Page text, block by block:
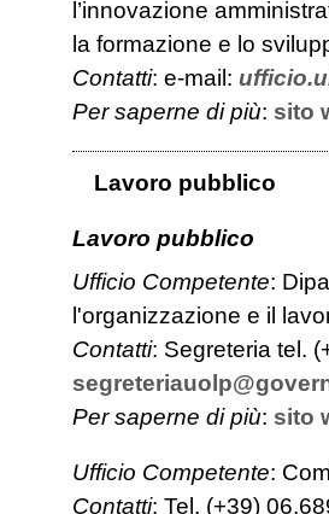
l’innovazione
la formazione e lo
Contatti: e-mail:
Per saperne di più: sito
Lavoro pubblico
Lavoro pubblico
Ufficio Competente:
l'organizzazione e il
Contatti: Segreteria tel.
Per saperne di più: sito
Ufficio Competente:
Contatti: Tel. (+39)